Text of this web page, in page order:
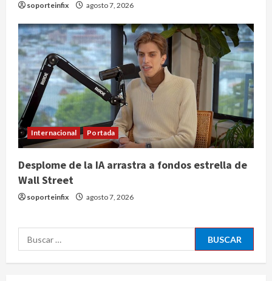
soporteinfix agosto 7, 2026
Internacional Portada
Desplome de la IA arrastra a fondos estrella de
Wall Street
soporteinfix agosto 7, 2026
Buscar:
3
Ecuatorial, Angola y EE.UU.
agosto 7, 2026
Investiga Cofepris posible vínculo
de chiles jalapeños mexicanos con
brote de salmonelosis en EU
agosto 7, 2026
5
Ángela Buitrago señala videos
ocultados en el caso Ayotzinapa
horario y canal para ver el partido
de la Leagues Cup 2026